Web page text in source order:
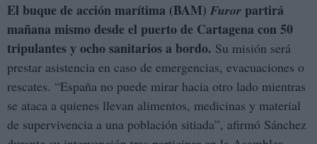
El buque de acción marítima (BAM) Furor partirá
mañana mismo desde el puerto de Cartagena con 50
tripulantes y ocho sanitarios a bordo. Su misión será
prestar asistencia en caso de emergencias, evacuaciones o
rescates. “España no puede mirar hacia otro lado mientras
se ataca a quienes llevan alimentos, medicinas y material
de supervivencia a una población sitiada”, afirmó Sánchez